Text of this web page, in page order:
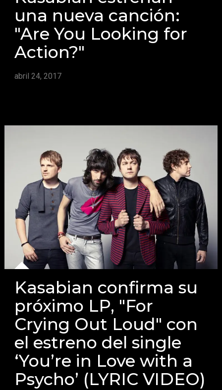
una nueva canción:
"Are You Looking for
Action?"
abril 24, 2017
Kasabian confirma su
próximo LP, "For
Crying Out Loud" con
el estreno del single
‘You’re in Love with a
Psycho’ (LYRIC VIDEO)